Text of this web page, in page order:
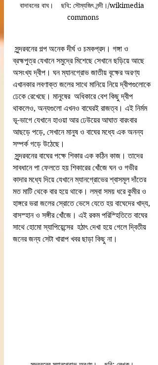
বাদাবনের বাঘ।    ছবি: সৌম্যজিৎ নন্দী।/wikimedia
commons
ব্রহ্মপুত্র যেখানে সমুদ্রে মিশেছে সেখানে ছড়িয়ে আছে
অসংখ্য দ্বীপ। ঘন ম্যানগ্রোভ জাতীয় বৃক্ষের অরণ্য
এখানকার লবণাক্ত জলের সাথে মানিয়ে নিয়ে দ্বীপগুলোকে
ঢেকে রেখেছে। মানুষের  অধিকারে বেশ কিছু দ্বীপ
থাকলেও, অন্যগুলো এখনও বাঘেরই রাজত্ব। এই নির্মম
ভূ-ভাগে যেখানে হাওয়া আর ঢেউয়ের আঘাত বারংবার
আছড়ে পড়ে, সেখানে মানুষ ও বাঘের মধ্যে এক অনন্য
সম্পর্ক গড়ে উঠেছে।
সাবধানে পা ফেলতে হয় শিকারের খোঁজে ঘন ও গভীর
কাদার মধ্যে দিয়ে যেখানে ম্যানগ্রোভের শ্বাসমূল দাঁতের
মত মাটি থেকে বার হয়ে থাকে। লম্বা সময় ধরে কুমীর ও
হাঙ্গরে ভরা জলের স্রোতে ভেসে যেতে হয় বাঘেদের খাদ্য,
বাসস্হান ও সঙ্গীর খোঁজে। এই রকম পরিস্হিতিতে বাঘের
সাথে হোমো স্যাপিয়েন্সের  হঠাৎ দেখা হয়ে গেলে দ্বিতীয়
জনের জন্য সেটা খারাপ খবর ছাড়া কিছু না।